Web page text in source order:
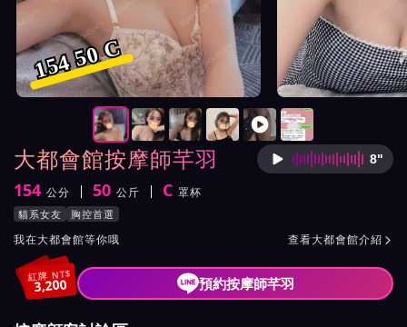
大都會館按摩師芊羽 按摩師
8"
身高
154 公分
體重 50 公斤
罩杯 C 罩杯
按摩師芊羽服務風格與特色
貓系女友 胸控首選
按摩師芊羽所屬按摩會館介紹與班表
我在大都會館等你哦 查看大都會館介紹 
紅牌 NT$
3,200 預約按摩師芊羽
154 50 C
按摩師芊羽照片展示與影片介紹及客戶評價截屏展示